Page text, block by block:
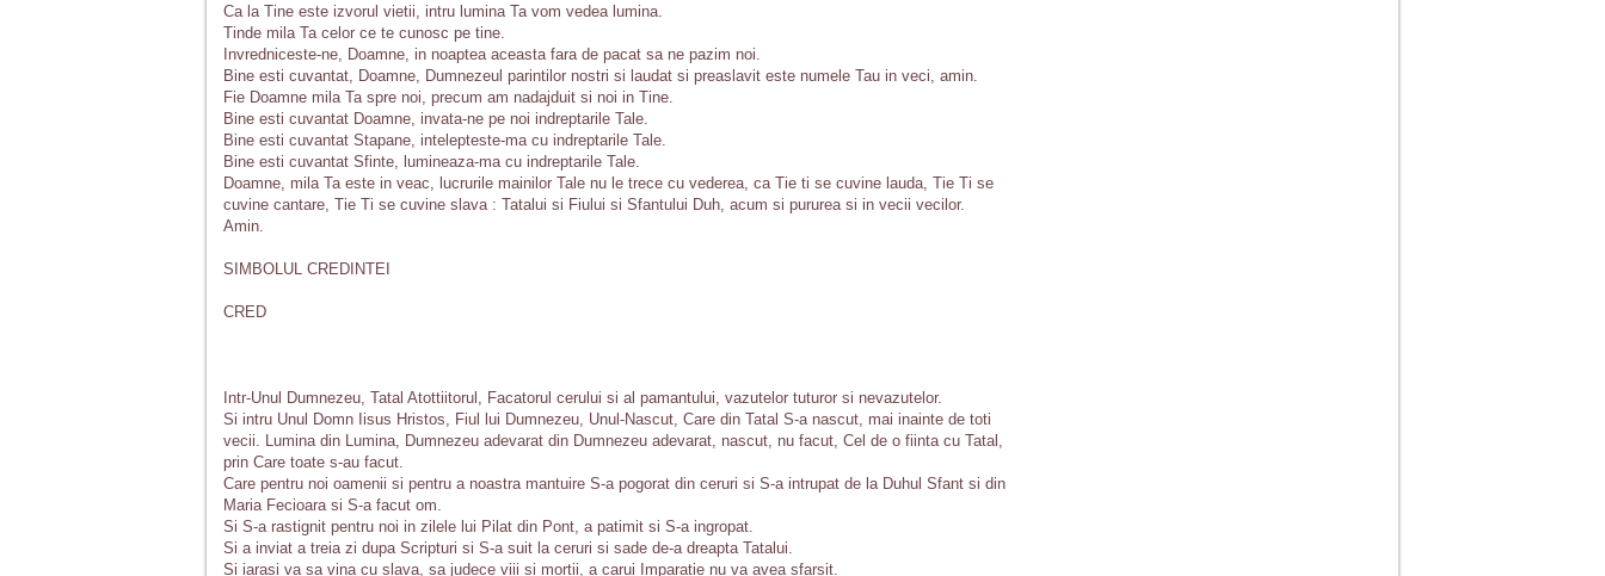
Ca la Tine este izvorul vietii, intru lumina Ta vom vedea lumina.
Tinde mila Ta celor ce te cunosc pe tine.
Invredniceste-ne, Doamne, in noaptea aceasta fara de pacat sa ne pazim noi.
Bine esti cuvantat, Doamne, Dumnezeul parintilor nostri si laudat si preaslavit este numele Tau in veci, amin.
Fie Doamne mila Ta spre noi, precum am nadajduit si noi in Tine.
Bine esti cuvantat Doamne, invata-ne pe noi indreptarile Tale.
Bine esti cuvantat Stapane, intelepteste-ma cu indreptarile Tale.
Bine esti cuvantat Sfinte, lumineaza-ma cu indreptarile Tale.
Doamne, mila Ta este in veac, lucrurile mainilor Tale nu le trece cu vederea, ca Tie ti se cuvine lauda, Tie Ti se
cuvine cantare, Tie Ti se cuvine slava : Tatalui si Fiului si Sfantului Duh, acum si pururea si in vecii vecilor.
Amin.
SIMBOLUL CREDINTEI
CRED
Intr-Unul Dumnezeu, Tatal Atottiitorul, Facatorul cerului si al pamantului, vazutelor tuturor si nevazutelor.
Si intru Unul Domn Iisus Hristos, Fiul lui Dumnezeu, Unul-Nascut, Care din Tatal S-a nascut, mai inainte de toti
vecii. Lumina din Lumina, Dumnezeu adevarat din Dumnezeu adevarat, nascut, nu facut, Cel de o fiinta cu Tatal,
prin Care toate s-au facut.
Care pentru noi oamenii si pentru a noastra mantuire S-a pogorat din ceruri si S-a intrupat de la Duhul Sfant si din
Maria Fecioara si S-a facut om.
Si S-a rastignit pentru noi in zilele lui Pilat din Pont, a patimit si S-a ingropat.
Si a inviat a treia zi dupa Scripturi si S-a suit la ceruri si sade de-a dreapta Tatalui.
Si iarasi va sa vina cu slava, sa judece viii si mortii, a carui Imparatie nu va avea sfarsit.